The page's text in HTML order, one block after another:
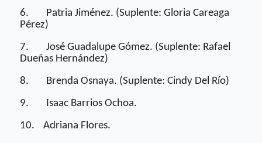
6.
Patria Jiménez. (Suplente: Gloria Careaga
Pérez)
7.
José Guadalupe Gómez. (Suplente: Rafael
Dueñas Hernández)
8.
Brenda Osnaya. (Suplente: Cindy Del Río)
9.
Isaac Barrios Ochoa.
10.
Adriana Flores.